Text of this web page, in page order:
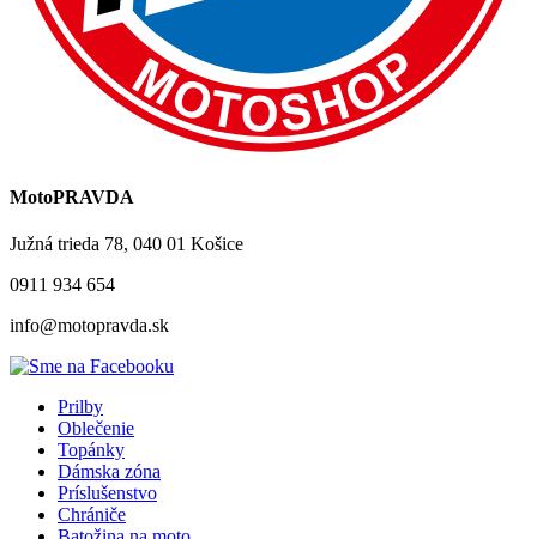
MotoPRAVDA
Južná trieda 78, 040 01 Košice
0911 934 654
info@motopravda.sk
Prilby
Oblečenie
Topánky
Dámska zóna
Príslušenstvo
Chrániče